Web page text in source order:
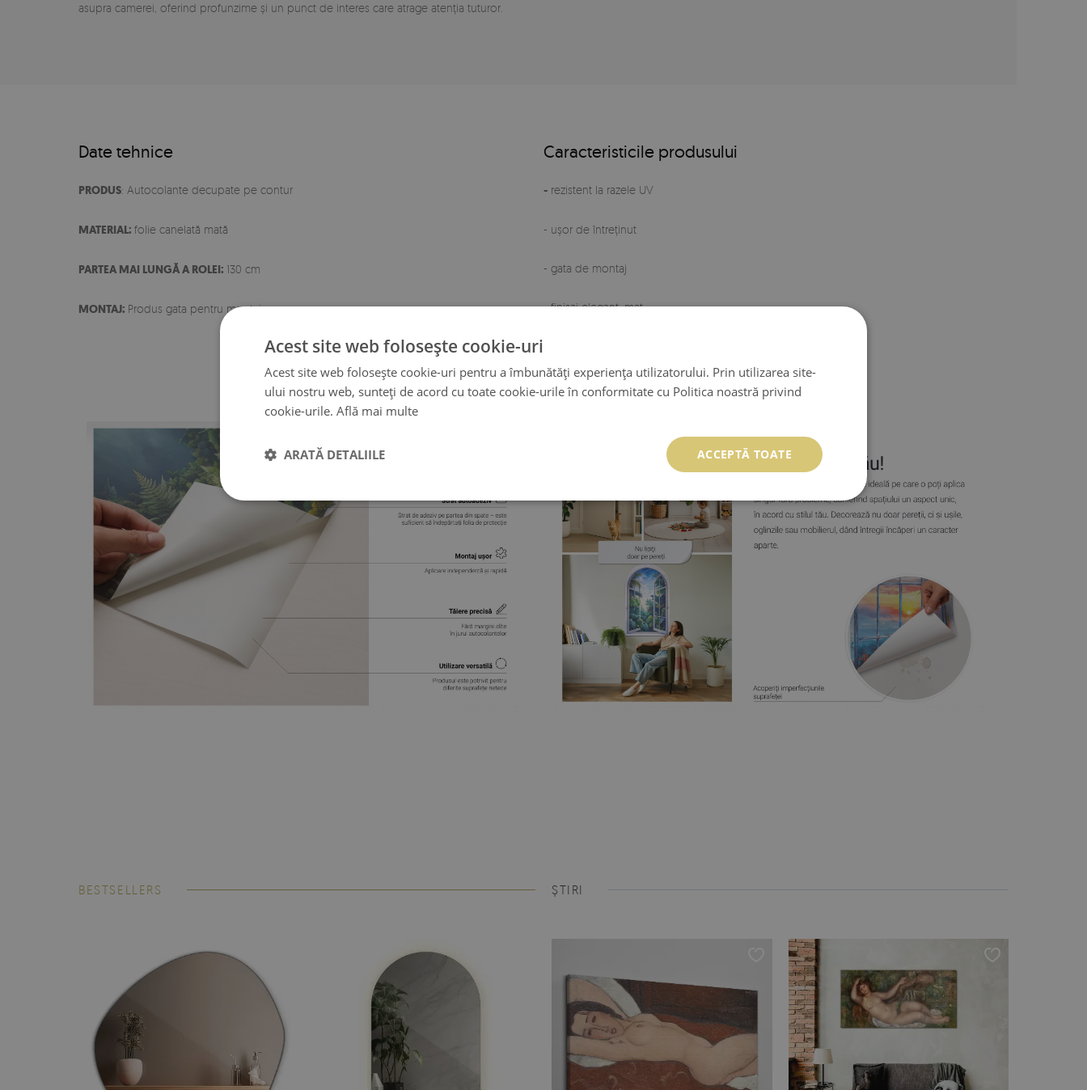
asupra camerei, oferind profunzime și un punct de interes care atrage atenția tuturor.
Date tehnice
PRODUS: Autocolante decupate pe contur
MATERIAL: folie canelată mată
PARTEA MAI LUNGĂ A ROLEI: 130 cm
MONTAJ: Produs gata pentru montaj
Caracteristicile produsului
- rezistent la razele UV
- ușor de întreținut
- gata de montaj
- finisaj elegant, mat
BESTSELLERS ȘTIRI
Acest site web folosește cookie-uri
Acest site web folosește cookie-uri pentru a îmbunătăți experiența utilizatorului. Prin utilizarea site-
ului nostru web, sunteți de acord cu toate cookie-urile în conformitate cu Politica noastră privind
cookie-urile. Află mai multe
ACCEPTĂ TOATE
ARATĂ DETALIILE